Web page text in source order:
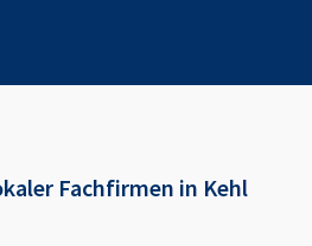
Fachfirmen in Kehl